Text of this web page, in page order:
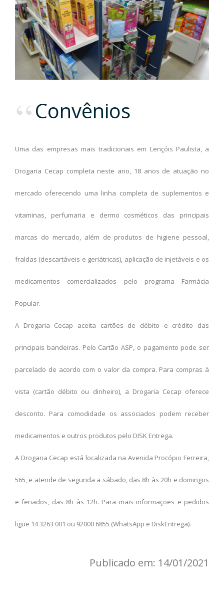
Convênios
Uma das empresas mais tradicionais em Lençóis Paulista, a
Drogaria Cecap completa neste ano, 18 anos de atuação no
mercado oferecendo uma linha completa de suplementos e
vitaminas, perfumaria e dermo cosméticos das principais
marcas do mercado, além de produtos de higiene pessoal,
fraldas (descartáveis e geriátricas), aplicação de injetáveis e os
medicamentos comercializados pelo programa Farmácia
Popular.
A Drogaria Cecap aceita cartões de débito e crédito das
principais bandeiras. Pelo Cartão ASP, o pagamento pode ser
parcelado de acordo com o valor da compra. Para compras à
vista (cartão débito ou dinheiro), a Drogaria Cecap oferece
desconto. Para comodidade os associados podem receber
medicamentos e outros produtos pelo DISK Entrega.
A Drogaria Cecap está localizada na Avenida Procópio Ferreira,
565, e atende de segunda a sábado, das 8h às 20h e domingos
e feriados, das 8h às 12h. Para mais informações e pedidos
ligue 14 3263 001 ou 92000 6855 (WhatsApp e DiskEntrega).
Publicado em: 14/01/2021